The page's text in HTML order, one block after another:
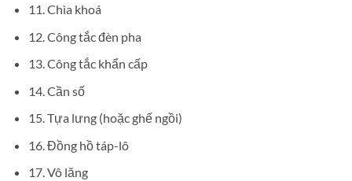
11. Chìa khoá
12. Công tắc đèn pha
13. Công tắc khẩn cấp
14. Cần số
15. Tựa lưng (hoặc ghế ngồi)
16. Đồng hồ táp-lô
17. Vô lăng